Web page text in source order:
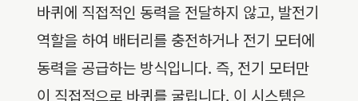
바퀴에 직접적인 동력을 전달하지 않고, 발전기
역할을 하여 배터리를 충전하거나 전기 모터에
동력을 공급하는 방식입니다. 즉, 전기 모터만
이 직접적으로 바퀴를 굴립니다. 이 시스템은